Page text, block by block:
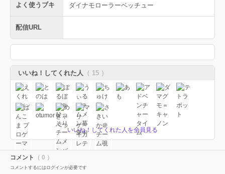
よく使うブキ ダイナモローラーベッチュー
配信URL
いいね！してくれた人 （ 15 ）
いいね！してくれた人を全員見る
コメント （ 0 ）
コメントするにはログインが必要です